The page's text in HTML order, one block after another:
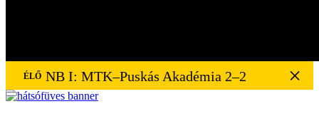
ÉLŐ NB I: MTK–Puskás Akadémia 2–2